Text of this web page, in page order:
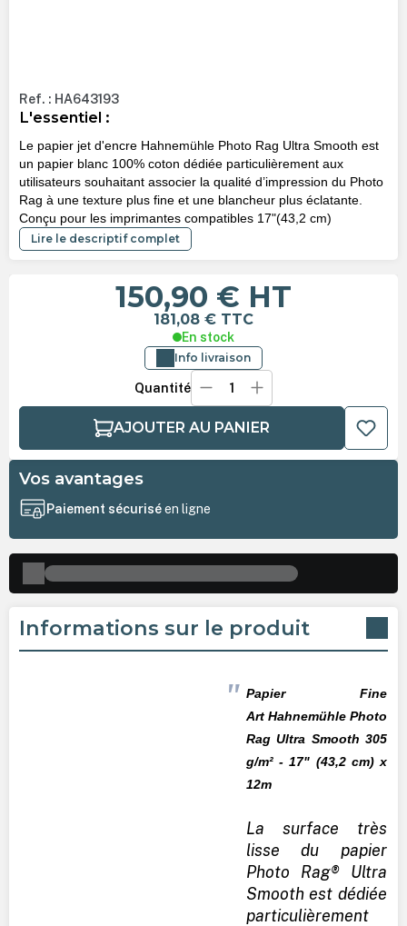
Ref. : HA643193
L'essentiel :
Le papier jet d'encre Hahnemühle Photo Rag Ultra Smooth est
un papier blanc 100% coton dédiée particulièrement aux
utilisateurs souhaitant associer la qualité d’impression du Photo
Rag à une texture plus fine et une blancheur plus éclatante.
Conçu pour les imprimantes compatibles 17"(43,2 cm)
Lire le descriptif complet
150,90 € HT
181,08 € TTC
En stock
Info livraison
Quantité
AJOUTER AU PANIER
Vos avantages
Paiement sécuriséen ligne
Informations sur le produit
Papier Fine
Art HahnemühlePhoto
Rag Ultra Smooth 305
g/m² - 17" (43,2 cm) x
12m
La surface très
lisse du papier
Photo Rag® Ultra
Smooth est dédiée
particulièrement